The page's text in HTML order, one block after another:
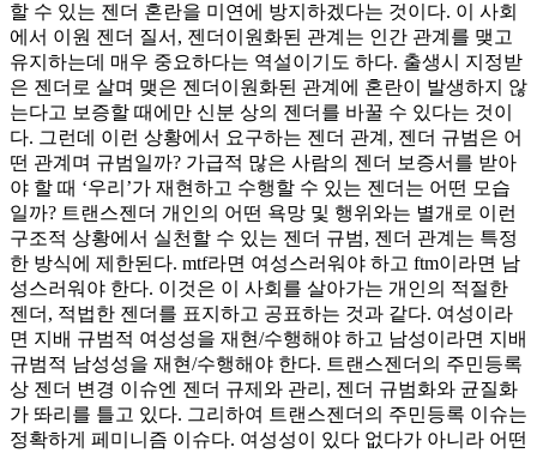
할 수 있는 젠더 혼란을 미연에 방지하겠다는 것이다. 이 사회
에서 이원 젠더 질서, 젠더이원화된 관계는 인간 관계를 맺고
유지하는데 매우 중요하다는 역설이기도 하다. 출생시 지정받
은 젠더로 살며 맺은 젠더이원화된 관계에 혼란이 발생하지 않
는다고 보증할 때에만 신분 상의 젠더를 바꿀 수 있다는 것이
다. 그런데 이런 상황에서 요구하는 젠더 관계, 젠더 규범은 어
떤 관계며 규범일까? 가급적 많은 사람의 젠더 보증서를 받아
야 할 때 ‘우리’가 재현하고 수행할 수 있는 젠더는 어떤 모습
일까? 트랜스젠더 개인의 어떤 욕망 및 행위와는 별개로 이런
구조적 상황에서 실천할 수 있는 젠더 규범, 젠더 관계는 특정
한 방식에 제한된다. mtf라면 여성스러워야 하고 ftm이라면 남
성스러워야 한다. 이것은 이 사회를 살아가는 개인의 적절한
젠더, 적법한 젠더를 표지하고 공표하는 것과 같다. 여성이라
면 지배 규범적 여성성을 재현/수행해야 하고 남성이라면 지배
규범적 남성성을 재현/수행해야 한다. 트랜스젠더의 주민등록
상 젠더 변경 이슈엔 젠더 규제와 관리, 젠더 규범화와 균질화
가 똬리를 틀고 있다. 그리하여 트랜스젠더의 주민등록 이슈는
정확하게 페미니즘 이슈다. 여성성이 있다 없다가 아니라 어떤